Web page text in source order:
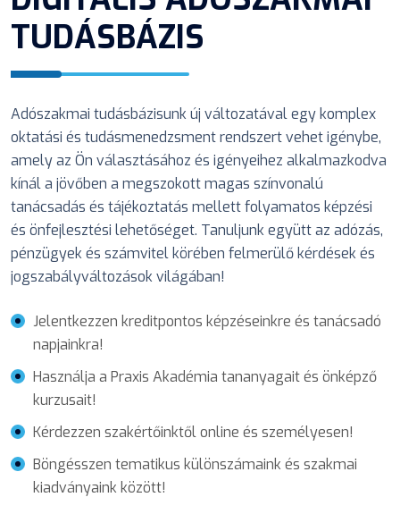
TUDÁSBÁZIS
Adószakmai tudásbázisunk új változatával egy komplex
oktatási és tudásmenedzsment rendszert vehet igénybe,
amely az Ön választásához és igényeihez alkalmazkodva
kínál a jövőben a megszokott magas színvonalú
tanácsadás és tájékoztatás mellett folyamatos képzési
és önfejlesztési lehetőséget. Tanuljunk együtt az adózás,
pénzügyek és számvitel körében felmerülő kérdések és
jogszabályváltozások világában!
Jelentkezzen kreditpontos képzéseinkre és tanácsadó
napjainkra!
Használja a Praxis Akadémia tananyagait és önképző
kurzusait!
Kérdezzen szakértőinktől online és személyesen!
Böngésszen tematikus különszámaink és szakmai
kiadványaink között!